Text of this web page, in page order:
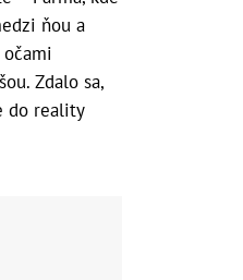
ňou a
Zdalo sa,
do reality